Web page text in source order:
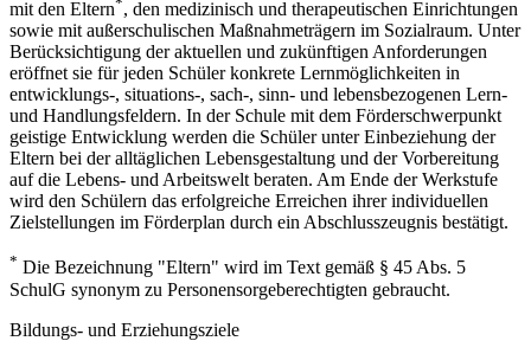
mit den Eltern , den medizinisch und therapeutischen Einrichtungen
sowie mit außerschulischen Maßnahmeträgern im Sozialraum. Unter
Berücksichtigung der aktuellen und zukünftigen Anforderungen
eröffnet sie für jeden Schüler konkrete Lernmöglichkeiten in
entwicklungs-, situations-, sach-, sinn- und lebensbezogenen Lern-
und Handlungsfeldern. In der Schule mit dem Förderschwerpunkt
geistige Entwicklung werden die Schüler unter Einbeziehung der
Eltern bei der alltäglichen Lebensgestaltung und der Vorbereitung
auf die Lebens- und Arbeitswelt beraten. Am Ende der Werkstufe
wird den Schülern das erfolgreiche Erreichen ihrer individuellen
Zielstellungen im Förderplan durch ein Abschlusszeugnis bestätigt.
* Die Bezeichnung "Eltern" wird im Text gemäß § 45 Abs. 5
SchulG synonym zu Personensorgeberechtigten gebraucht.
Bildungs- und Erziehungsziele